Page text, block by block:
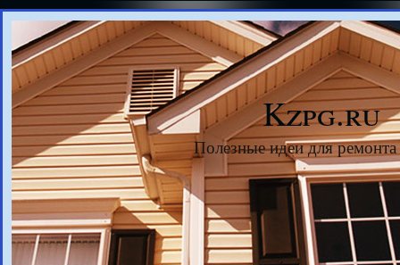
Kzpg.ru
Полезные идеи для